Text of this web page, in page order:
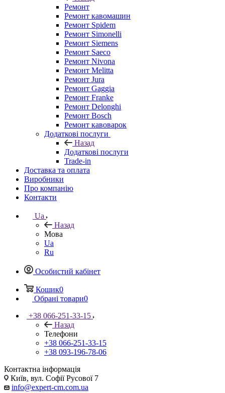
Ремонт
Ремонт кавомашин
Ремонт Spidem
Ремонт Simonelli
Ремонт Siemens
Ремонт Saeco
Ремонт Nivona
Ремонт Melitta
Ремонт Jura
Ремонт Gaggia
Ремонт Franke
Ремонт Delonghi
Ремонт Bosch
Ремонт кавоварок
Додаткові послуги
Назад
Додаткові послуги
Trade-in
Доставка та оплата
Виробники
Про компанію
Контакти
Ua
Назад
Мова
Ua
Ru
Особистий кабінет
Кошик0
Обрані товари0
+38 066-251-33-15
Назад
Телефони
+38 066-251-33-15
+38 093-196-78-06
Контактна інформація
Київ, вул. Софії Русової 7
info@expert-cm.com.ua